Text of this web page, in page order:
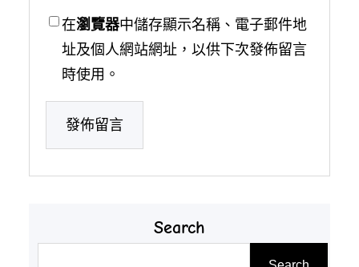
在瀏覽器中儲存顯示名稱、電子郵件地
址及個人網站網址，以供下次發佈留言
時使用。
Search